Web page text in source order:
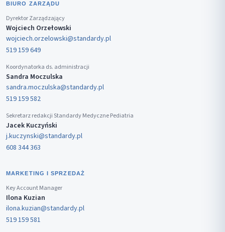
BIURO ZARZĄDU
Dyrektor Zarządzający
Wojciech Orzełowski
wojciech.orzelowski@standardy.pl
519 159 649
Koordynatorka ds. administracji
Sandra Moczulska
sandra.moczulska@standardy.pl
519 159 582
Sekretarz redakcji Standardy Medyczne Pediatria
Jacek Kuczyński
j.kuczynski@standardy.pl
608 344 363
MARKETING I SPRZEDAŻ
Key Account Manager
Ilona Kuzian
ilona.kuzian@standardy.pl
519 159 581